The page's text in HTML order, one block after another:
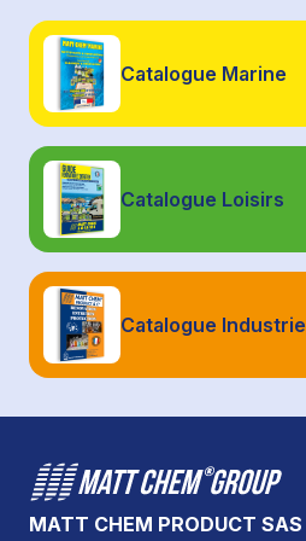
Catalogue Marine
Catalogue Loisirs
Catalogue Industrie
MATT CHEM PRODUCT SAS